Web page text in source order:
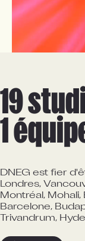
19
1
DNEG est fier
Londres,
Montréal, Mohali,
Barcelone,
Trivandrum,